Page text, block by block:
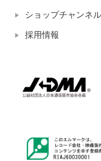
ショップチャンネ
採用情報